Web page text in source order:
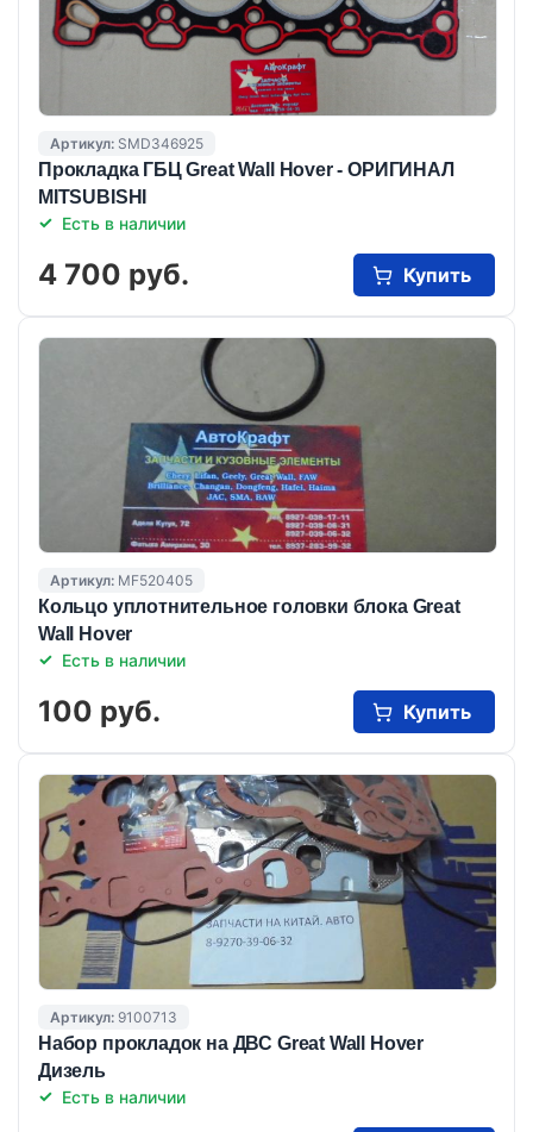
Артикул: SMD346925
Прокладка ГБЦ Great Wall Hover - ОРИГИНАЛ
MITSUBISHI
Есть в наличии
4 700 руб. Купить
Артикул: MF520405
Кольцо уплотнительное головки блока Great
Wall Hover
Есть в наличии
100 руб. Купить
Артикул: 9100713
Набор прокладок на ДВС Great Wall Hover
Дизель
Есть в наличии